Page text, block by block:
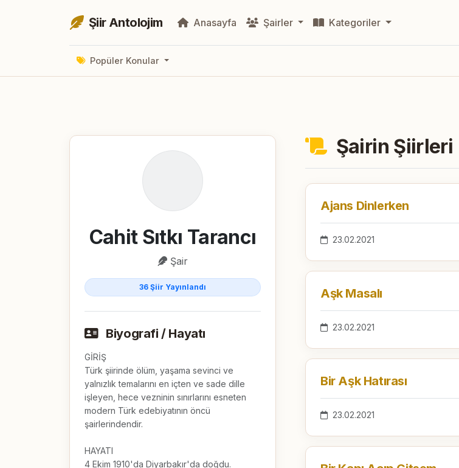
Şiir Antolojim Anasayfa Şairler Kategoriler
Popüler Konular
Cahit Sıtkı Tarancı
Şair
36 Şiir Yayınlandı
Biyografi / Hayatı
GİRİŞ
Türk şiirinde ölüm, yaşama sevinci ve
yalnızlık temalarını en içten ve sade dille
işleyen, hece vezninin sınırlarını esneten
modern Türk edebiyatının öncü
şairlerindendir.
HAYATI
4 Ekim 1910'da Diyarbakır'da doğdu.
Şairin Şiirleri
Ajans Dinlerken
23.02.2021
Aşk Masalı
23.02.2021
Bir Aşk Hatırası
23.02.2021